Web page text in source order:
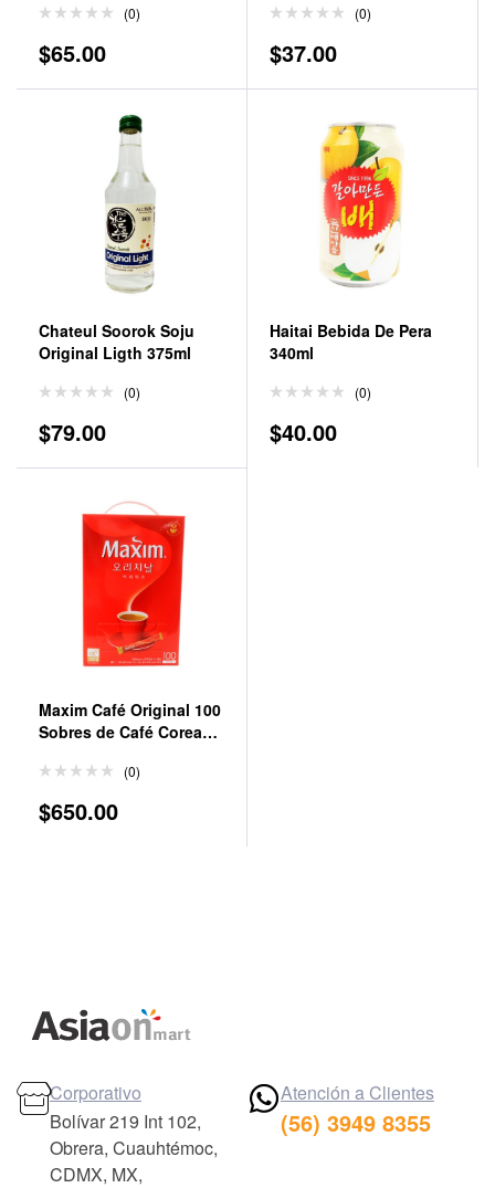
(0)
$65.00
(0)
$37.00
Chateul Soorok Soju
Original Ligth 375ml
(0)
$79.00
Haitai Bebida De Pera
340ml
(0)
$40.00
Maxim Café Original 100
Sobres de Café Coreano
(0)
$650.00
Corporativo
Bolívar 219 Int 102,
Obrera, Cuauhtémoc,
CDMX, MX,
Atención a Clientes
(56) 3949 8355